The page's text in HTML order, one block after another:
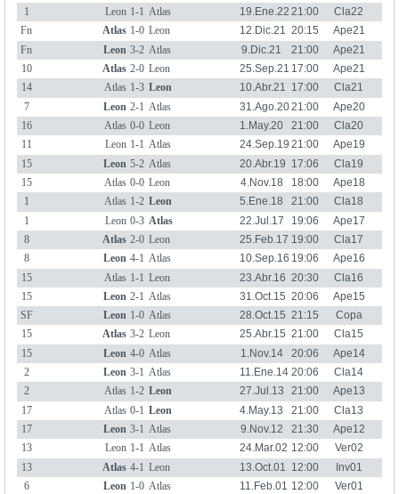
1
Leon 1-1 Atlas 19.Ene.22 21:00
Cla22
Fn
Atlas 1-0 Leon 12.Dic.21 20:15
Ape21
Fn
Leon 3-2 Atlas 9.Dic.21 21:00
Ape21
10
Atlas 2-0 Leon 25.Sep.21 17:00
Ape21
14
Atlas 1-3 Leon 10.Abr.21 17:00
Cla21
7
Leon 2-1 Atlas 31.Ago.2021:00
Ape20
16
Atlas 0-0 Leon 1.May.20 21:00
Cla20
11
Leon 1-1 Atlas 24.Sep.19 21:00
Ape19
15
Leon 5-2 Atlas 20.Abr.19 17:06
Cla19
15
Atlas 0-0 Leon 4.Nov.18 18:00
Ape18
1
Atlas 1-2 Leon 5.Ene.18 21:00
Cla18
1
Leon 0-3 Atlas 22.Jul.17 19:06
Ape17
8
Atlas 2-0 Leon 25.Feb.17 19:00
Cla17
8
Leon 4-1 Atlas 10.Sep.16 19:06
Ape16
15
Atlas 1-1 Leon 23.Abr.16 20:30
Cla16
15
Leon 2-1 Atlas 31.Oct.15 20:06
Ape15
SF
Leon 1-0 Atlas 28.Oct.15 21:15
Copa
Ape15
15 Atlas 3-2 Leon 25.Abr.15 21:00
Cla15
15
Leon 4-0 Atlas 1.Nov.14 20:06
Ape14
2
Leon 3-1 Atlas 11.Ene.14 20:06
Cla14
2
Atlas 1-2 Leon 27.Jul.13 21:00
Ape13
17
Atlas 0-1 Leon 4.May.13 21:00
Cla13
17
Leon 3-1 Atlas 9.Nov.12 21:30
Ape12
13
Leon 1-1 Atlas 24.Mar.02 12:00
Ver02
13
Atlas 4-1 Leon 13.Oct.01 12:00
Inv01
6
Leon 1-0 Atlas 11.Feb.01 12:00
Ver01